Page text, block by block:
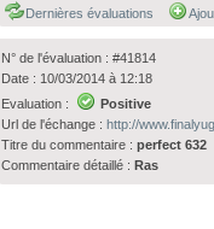
Dernières évaluations
N° de l'évaluation : #41814
Date : 10/03/2014 à 12:18
Evaluation :
Positive
Url de l'échange :http://
Titre du commentaire :perfect 632
Commentaire détaillé :Ras